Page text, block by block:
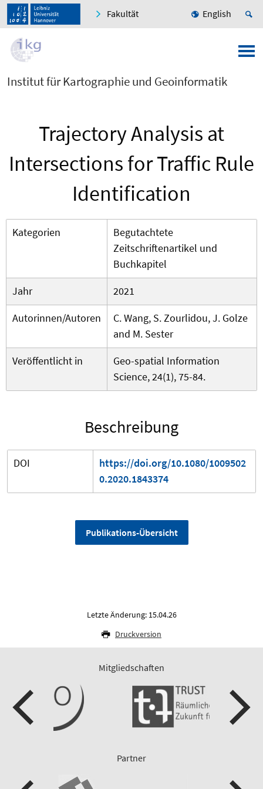
Fakultät English
Institut für Kartographie und Geoinformatik
Trajectory Analysis at
Intersections for Traffic Rule
Identification
Kategorien
Begutachtete
Zeitschriftenartikel und
Buchkapitel
Jahr
2021
Autorinnen/Autoren
C. Wang, S. Zourlidou, J. Golze
and M. Sester
Veröffentlicht in
Geo-spatial Information
Science, 24(1), 75-84.
Beschreibung
DOI
https://doi.org/10.1080/1009502
0.2020.1843374
Publikations-Übersicht
Letzte Änderung: 15.04.26
Druckversion
Mitgliedschaften
Partner